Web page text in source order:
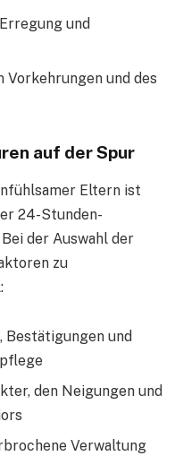
und
und des
auf der Spur
Eltern ist
24-Stunden-
der Auswahl der
zu
und
den Neigungen und
Verwaltung